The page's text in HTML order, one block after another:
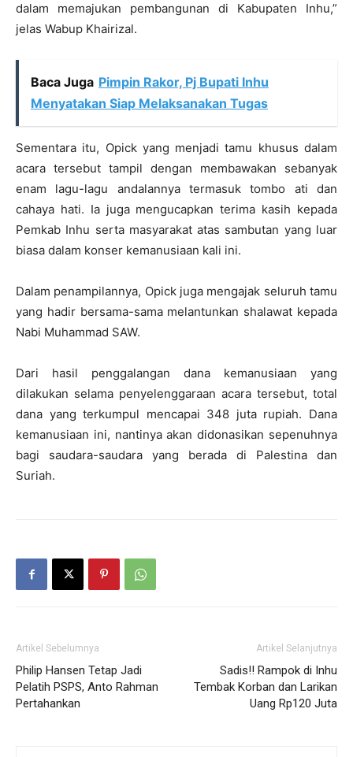
dalam memajukan pembangunan di Kabupaten Inhu,”
jelas Wabup Khairizal.
Baca Juga Pimpin Rakor, Pj Bupati Inhu
Menyatakan Siap Melaksanakan Tugas
Sementara itu, Opick yang menjadi tamu khusus dalam
acara tersebut tampil dengan membawakan sebanyak
enam lagu-lagu andalannya termasuk tombo ati dan
cahaya hati. Ia juga mengucapkan terima kasih kepada
Pemkab Inhu serta masyarakat atas sambutan yang luar
biasa dalam konser kemanusiaan kali ini.
Dalam penampilannya, Opick juga mengajak seluruh tamu
yang hadir bersama-sama melantunkan shalawat kepada
Nabi Muhammad SAW.
Dari hasil penggalangan dana kemanusiaan yang
dilakukan selama penyelenggaraan acara tersebut, total
dana yang terkumpul mencapai 348 juta rupiah. Dana
kemanusiaan ini, nantinya akan didonasikan sepenuhnya
bagi saudara-saudara yang berada di Palestina dan
Suriah.
Artikel Sebelumnya
Philip Hansen Tetap Jadi
Pelatih PSPS, Anto Rahman
Pertahankan
Artikel Selanjutnya
Sadis!! Rampok di Inhu
Tembak Korban dan Larikan
Uang Rp120 Juta